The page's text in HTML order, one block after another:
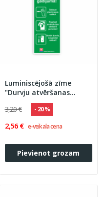
Luminiscējošā zīme
"Durvju atvēršanas
instrukcija"
3,20 € - 20 %
2,56 € e-veikala cena
Pievienot grozam